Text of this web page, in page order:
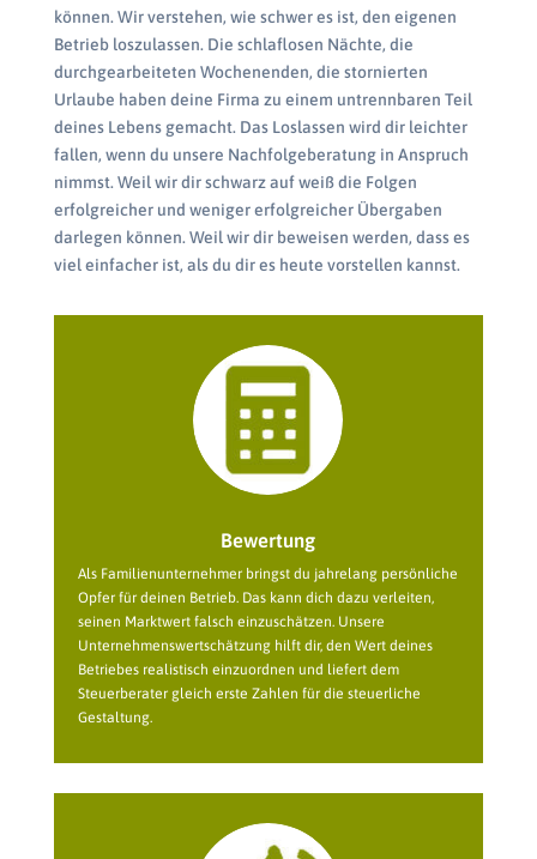
können. Wir verstehen, wie schwer es ist, den eigenen
Betrieb loszulassen. Die schlaflosen Nächte, die
durchgearbeiteten Wochenenden, die stornierten
Urlaube haben deine Firma zu einem untrennbaren Teil
deines Lebens gemacht. Das Loslassen wird dir leichter
fallen, wenn du unsere Nachfolgeberatung in Anspruch
nimmst. Weil wir dir schwarz auf weiß die Folgen
erfolgreicher und weniger erfolgreicher Übergaben
darlegen können. Weil wir dir beweisen werden, dass es
viel einfacher ist, als du dir es heute vorstellen kannst.
Bewertung
Als Familienunternehmer bringst du jahrelang persönliche
Opfer für deinen Betrieb. Das kann dich dazu verleiten,
seinen Marktwert falsch einzuschätzen. Unsere
Unternehmenswertschätzung hilft dir, den Wert deines
Betriebes realistisch einzuordnen und liefert dem
Steuerberater gleich erste Zahlen für die steuerliche
Gestaltung.